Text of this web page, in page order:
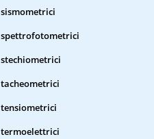
sismometrici
spettrofotometrici
stechiometrici
tacheometrici
tensiometrici
termoelettrici